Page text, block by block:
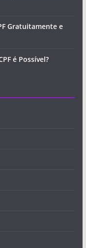
Gratuitamente e
é Possível?